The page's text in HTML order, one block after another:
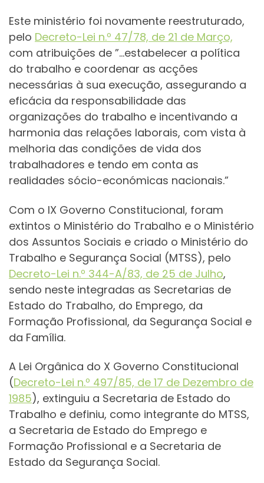
Este ministério foi novamente reestruturado,
pelo Decreto-Lei n.º 47/78, de 21 de Março,
com atribuições de ”…estabelecer a política
do trabalho e coordenar as acções
necessárias à sua execução, assegurando a
eficácia da responsabilidade das
organizações do trabalho e incentivando a
harmonia das relações laborais, com vista à
melhoria das condições de vida dos
trabalhadores e tendo em conta as
realidades sócio-económicas nacionais.”
Com o IX Governo Constitucional, foram
extintos o Ministério do Trabalho e o Ministério
dos Assuntos Sociais e criado o Ministério do
Trabalho e Segurança Social (MTSS), pelo
Decreto-Lei n.º 344-A/83, de 25 de Julho,
sendo neste integradas as Secretarias de
Estado do Trabalho, do Emprego, da
Formação Profissional, da Segurança Social e
da Família.
A Lei Orgânica do X Governo Constitucional
(Decreto-Lei n.º 497/85, de 17 de Dezembro de
1985), extinguiu a Secretaria de Estado do
Trabalho e definiu, como integrante do MTSS,
a Secretaria de Estado do Emprego e
Formação Profissional e a Secretaria de
Estado da Segurança Social.